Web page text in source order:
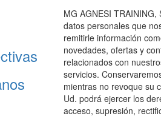
MG AGNESI TRAINING,
datos personales que
remitirle información
novedades, ofertas y
relacionados con
servicios.
mientras no revoque su
Ud. podrá ejercer los
acceso, supresión,